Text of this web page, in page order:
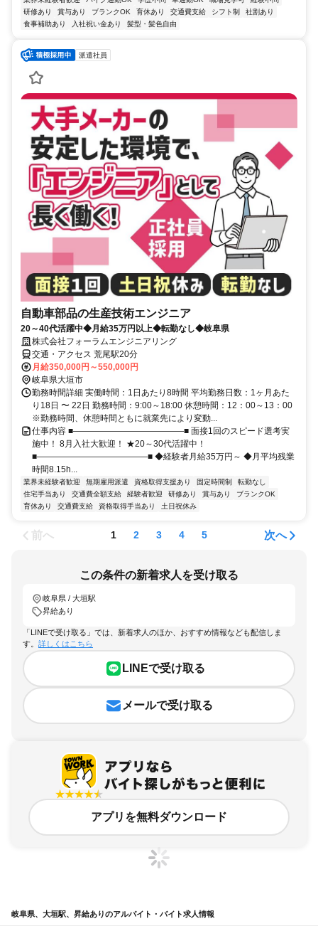
研修あり
賞与あり ブランクOK 育休あり 交通費支給 シフト制
社割あり
食事補助あり
入社祝い金あり 髪型・髪色自由
派遣社員
自動車部品の生産技術エンジニア
20～40代活躍中◆月給35万円以上◆転勤なし◆岐阜県
株式会社フォーラムエンジニアリング
交通・アクセス 荒尾駅20分
月給350,000円～550,000円
岐阜県大垣市
勤務時間詳細 実働時間：1日あたり8時間 平均勤務日数：1ヶ月あた
り18日 〜 22日 勤務時間：9:00～18:00 休憩時間：12：00～13：00
※勤務時間、休憩時間ともに就業先により変動...
仕事内容 ■―――――――――――――■ 面接1回のスピード選考実
施中！ 8月入社大歓迎！ ★20～30代活躍中！
■―――――――――――――■ ◆経験者月給35万円～ ◆月平均残業
時間8.15h...
業界未経験者歓迎 無期雇用派遣 資格取得支援あり 固定時間制
転勤なし
住宅手当あり
交通費全額支給 経験者歓迎 研修あり 賞与あり
ブランクOK
育休あり
交通費支給 資格取得手当あり 土日祝休み
前へ 1 2 3 4 5 次へ
この条件の新着求人を受け取る
岐阜県 / 大垣駅
昇給あり
「LINEで受け取る」では、新着求人のほか、おすすめ情報なども配信しま
す。 詳しくはこちら
LINEで受け取る
メールで受け取る
アプリを無料ダウンロード
岐阜県、大垣駅、昇給ありのアルバイト・バイト求人情報